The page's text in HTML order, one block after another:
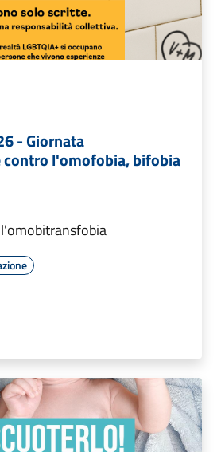
- Giornata
l'omofobia, bifobia